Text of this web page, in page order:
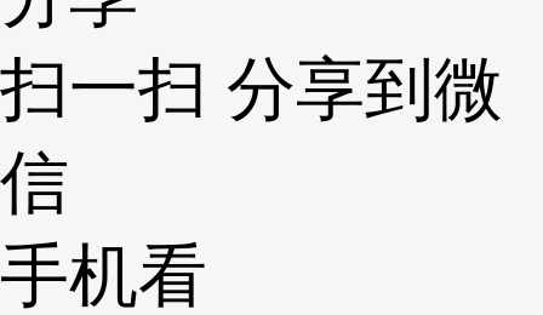
扫一扫 分享到微
信
手机看